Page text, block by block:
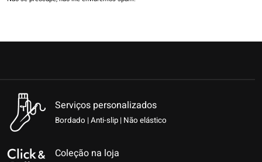
Serviços personalizados
Bordado | Anti-slip | Não elástico
Coleção na loja